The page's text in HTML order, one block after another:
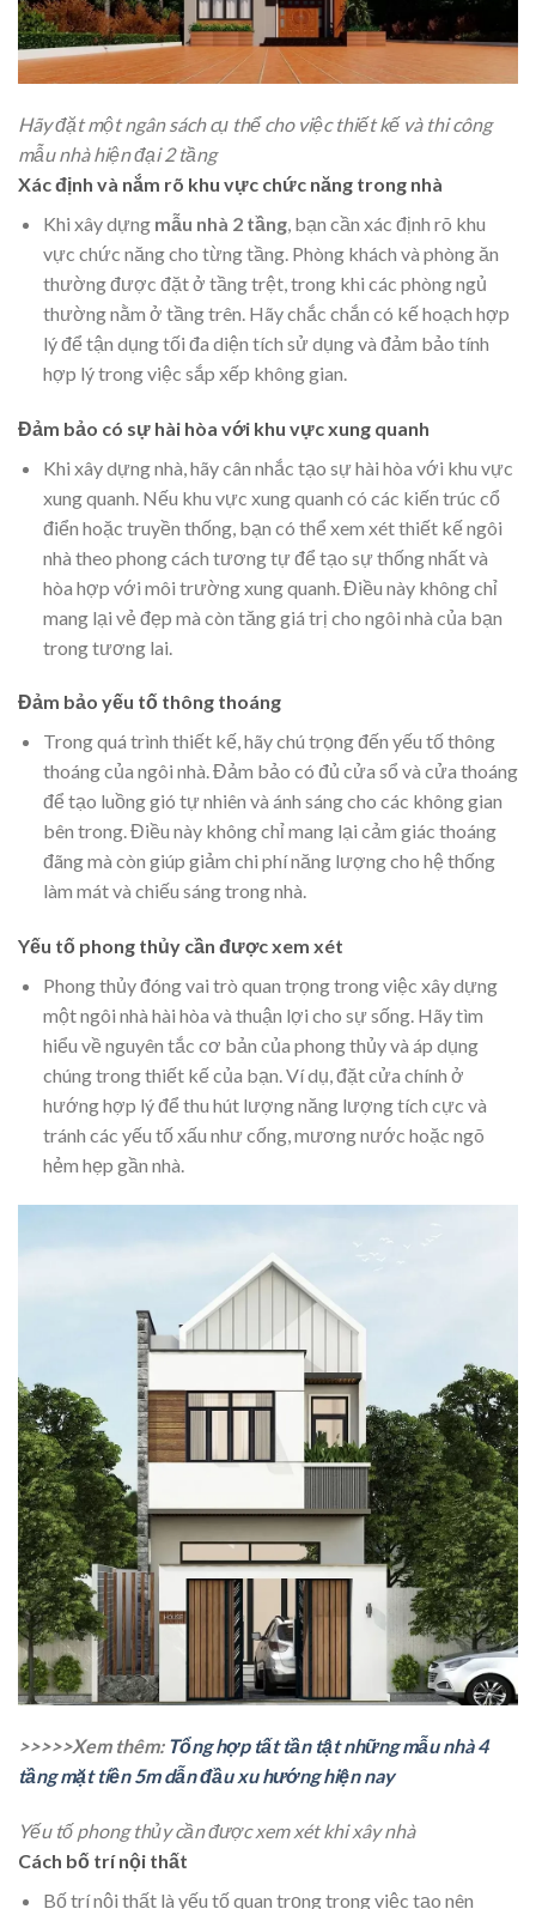
Hãy đặt một ngân sách cụ thể cho việc thiết kế và thi công
mẫu nhà hiện đại 2 tầng
Xác định và nắm rõ khu vực chức năng trong nhà
Khi xây dựng mẫu nhà 2 tầng, bạn cần xác định rõ khu
vực chức năng cho từng tầng. Phòng khách và phòng ăn
thường được đặt ở tầng trệt, trong khi các phòng ngủ
thường nằm ở tầng trên. Hãy chắc chắn có kế hoạch hợp
lý để tận dụng tối đa diện tích sử dụng và đảm bảo tính
hợp lý trong việc sắp xếp không gian.
Đảm bảo có sự hài hòa với khu vực xung quanh
Khi xây dựng nhà, hãy cân nhắc tạo sự hài hòa với khu vực
xung quanh. Nếu khu vực xung quanh có các kiến trúc cổ
điển hoặc truyền thống, bạn có thể xem xét thiết kế ngôi
nhà theo phong cách tương tự để tạo sự thống nhất và
hòa hợp với môi trường xung quanh. Điều này không chỉ
mang lại vẻ đẹp mà còn tăng giá trị cho ngôi nhà của bạn
trong tương lai.
Đảm bảo yếu tố thông thoáng
Trong quá trình thiết kế, hãy chú trọng đến yếu tố thông
thoáng của ngôi nhà. Đảm bảo có đủ cửa sổ và cửa thoáng
để tạo luồng gió tự nhiên và ánh sáng cho các không gian
bên trong. Điều này không chỉ mang lại cảm giác thoáng
đãng mà còn giúp giảm chi phí năng lượng cho hệ thống
làm mát và chiếu sáng trong nhà.
Yếu tố phong thủy cần được xem xét
Phong thủy đóng vai trò quan trọng trong việc xây dựng
một ngôi nhà hài hòa và thuận lợi cho sự sống. Hãy tìm
hiểu về nguyên tắc cơ bản của phong thủy và áp dụng
chúng trong thiết kế của bạn. Ví dụ, đặt cửa chính ở
hướng hợp lý để thu hút lượng năng lượng tích cực và
tránh các yếu tố xấu như cống, mương nước hoặc ngõ
hẻm hẹp gần nhà.
>>>>>Xem thêm: Tổng hợp tất tần tật những mẫu nhà 4
tầng mặt tiền 5m dẫn đầu xu hướng hiện nay
Yếu tố phong thủy cần được xem xét khi xây nhà
Cách bố trí nội thất
Bố trí nội thất là yếu tố quan trọng trong việc tạo nên